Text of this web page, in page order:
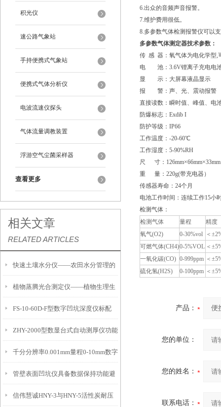
积光仪
速公路气象站
手持便携式气象站
便携式气体分析仪
电波流速仪探头
气体流量调教装置
浮游空气尘菌采样器
查看更多
相关文章
RELATED ARTICLES
快速土壤水分仪——农田水分管理的
便携式检测工具
植物蒸腾光合测定仪——植物生理生
态的实时监测设备
FS-10-60D-F型数字凹坑深度仪标配
IP54级表头分辨率0.01mm量程
10mm！
ZHY-2000型数显台式自动测厚仪功能
特点
千分分辨率0.001mm量程0-10mm数字
埋头度仪技术参数！
管壁表面凹坑仪具备数据保持功能避
免测试过程中测针移动导致数据变动
信伟慧诚HNY-3与HNY-5活性炭耐压
6.出众的音频声音报警。
7.维护费用很低。
8.多参数气体检测报警仪可以
多参数气体测定器技术参数：
传 感 器：氧气体为电化学型,
电 池：3.6V锂离子充电电
显 示：大屏幕液晶显示
报 警：声、光、震动报警
直接读数：瞬时值、峰值、电
防爆标志：Exdib I
防护等级：IP66
工作温度：-20-60℃
工作湿度：5-90%RH
尺 寸：126mm×66mm×33mm
重 量：220g(带充电器）
传感器寿命：24个月
电池工作时间：连续工作15小
检测气体：
检测气体
量程
精度
氧气(O2)
0-30%vol
＜
可燃气体(CH4)0-5%VOL ＜
一氧化碳(CO) 0-999ppm ＜
硫化氢(H2S)
0-100ppm ＜
产品：
您的单位：
您的姓名：
联系电话：